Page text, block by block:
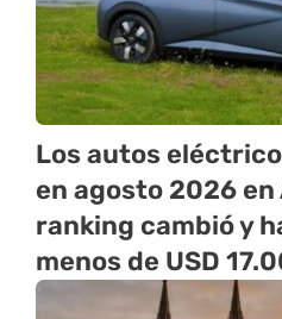
Los autos
en agosto 2026
ranking cambió y
menos de USD